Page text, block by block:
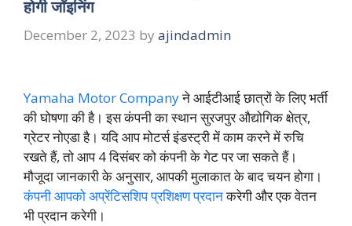
होगी जॉइनिंग
December 2, 2023 by ajindadmin
Yamaha Motor Companyने आईटीआई छात्रों के लिए भर्ती
की घोषणा की है। इस कंपनी का स्थान सुरजपुर औद्योगिक क्षेत्र,
ग्रेटर नोएडा है। यदि आप मोटर्स इंडस्ट्री में काम करने में रुचि
रखते हैं, तो आप 4 दिसंबर को कंपनी के गेट पर जा सकते हैं।
मौजूदा जानकारी के अनुसार, आपकी मुलाकात के बाद चयन होगा।
कंपनी आपको अप्रेंटिसशिप प्रशिक्षण प्रदानकरेगी और एक वेतन
भी प्रदान करेगी।